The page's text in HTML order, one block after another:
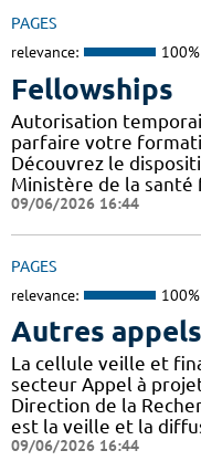
PAGES
relevance: 100%
Fellowships
Autorisation
parfaire votre
Découvrez le
Ministère de la
09/06/2026 16:44
PAGES
relevance: 100%
Autres
La cellule veille et
secteur Appel à
Direction de la
est la veille et la
09/06/2026 16:44